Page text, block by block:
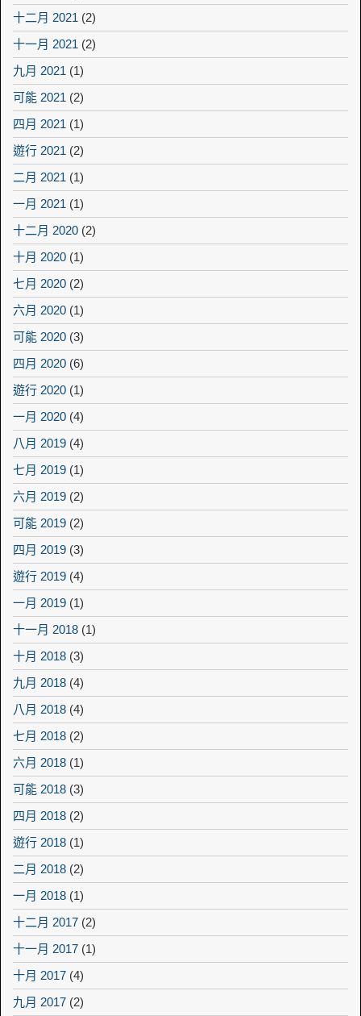
十二月 2021 (2)
十一月 2021 (2)
九月 2021 (1)
可能 2021 (2)
四月 2021 (1)
遊行 2021 (2)
二月 2021 (1)
一月 2021 (1)
十二月 2020 (2)
十月 2020 (1)
七月 2020 (2)
六月 2020 (1)
可能 2020 (3)
四月 2020 (6)
遊行 2020 (1)
一月 2020 (4)
八月 2019 (4)
七月 2019 (1)
六月 2019 (2)
可能 2019 (2)
四月 2019 (3)
遊行 2019 (4)
一月 2019 (1)
十一月 2018 (1)
十月 2018 (3)
九月 2018 (4)
八月 2018 (4)
七月 2018 (2)
六月 2018 (1)
可能 2018 (3)
四月 2018 (2)
遊行 2018 (1)
二月 2018 (2)
一月 2018 (1)
十二月 2017 (2)
十一月 2017 (1)
十月 2017 (4)
九月 2017 (2)